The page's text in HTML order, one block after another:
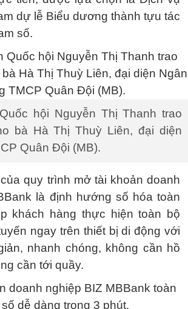
dự lễ Biểu dương thành tựu tác
số.
hội Nguyễn Thị Thanh trao
bà Hà Thị Thuỳ Liên, đại diện
Quân Đội (MB).
quy trình mở tài khoản doanh
là định hướng số hóa toàn
khách hàng thực hiện toàn bộ
ngay trên thiết bị di động với
nhanh chóng, không cần hồ
cần tới quầy.